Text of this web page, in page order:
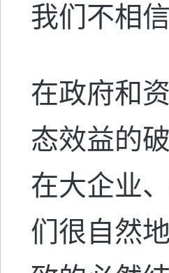
我们不相
在政府和
态效益的
在大企业
们很自然